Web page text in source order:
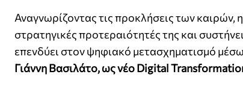
Αναγνωρίζοντας τις προκλήσεις των καιρών,
στρατηγικές προτεραιότητές της και
επενδύει στον ψηφιακό μετασχηματισμό
Γιάννη Βασιλάτο, ως νέο Digital